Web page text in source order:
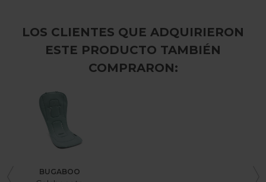
LOS CLIENTES QUE ADQUIRIERON
ESTE PRODUCTO TAMBIÉN
COMPRARON:
BUGABOO